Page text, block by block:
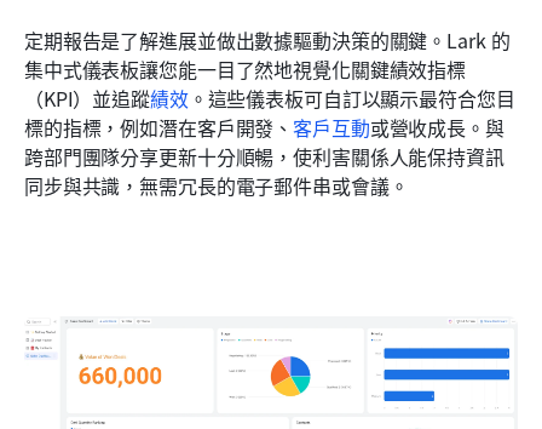
定期報告是了解進展並做出數據驅動決策的關鍵。Lark 的
集中式儀表板讓您能一目了然地視覺化關鍵績效指標
（KPI）並追蹤績效。這些儀表板可自訂以顯示最符合您目
標的指標，例如潛在客戶開發、客戶互動或營收成長。與
跨部門團隊分享更新十分順暢，使利害關係人能保持資訊
同步與共識，無需冗長的電子郵件串或會議。